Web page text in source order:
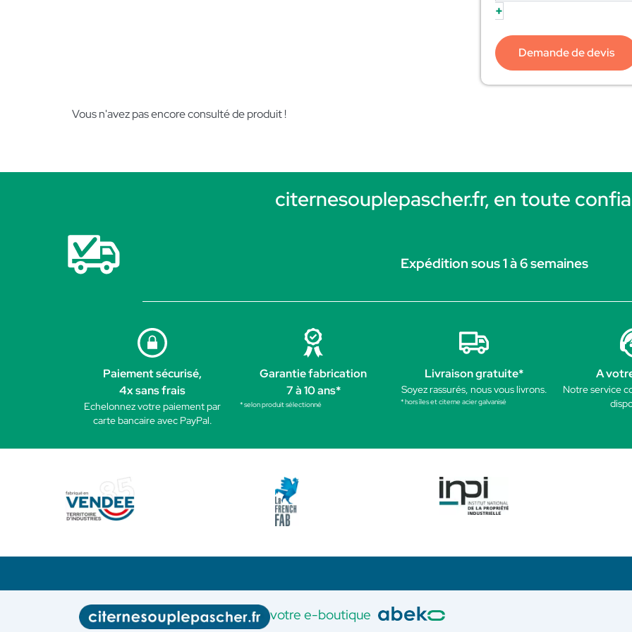
+
Demande de devis
Vous n'avez pas encore consulté de produit !
citernesouplepascher.fr, en toute
Expédition sous 1 à 6 semaines
Paiement sécurisé,
4x sans frais
Echelonnez votre paiement par
carte bancaire avec PayPal.
Garantie fabrication
7 à 10 ans*
* selon produit sélectionné
Livraison gratuite*
Soyez rassurés, nous vous livrons.
* hors îles et citerne acier galvanisé
A
Notre service
votre e-boutique